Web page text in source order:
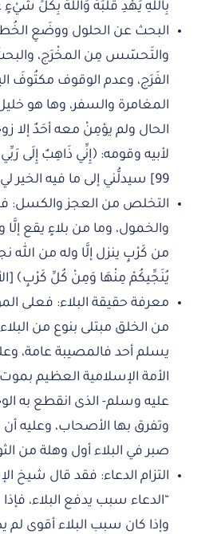
بِاللَّهِ يَهْدِ قَلْبَهُ وَاللَّهُ بِكُلِّ شَيْءٍ
البحث عن الحلول ووضَعِ
والتَحسّس مِن المخْرَج،
الفَرَج، وعدم الوقوف مكتُوفَ
المغامرة والسفر، وها هو
الحال ولم يؤمِنْ معه أحَدٌ إلا
لأبيه وقومه: ﴿إِنِّي ذَاهِبٌ إِلَى
99] سيدلُّني إلى ما فيه الخير لي، من أمر ديني ودُنْياي.
التخلص من العجز والكسل:
والخمول، وما من بلاءٍ يقع إلَّا
من كَرْبٍ ينزل إلَّا وله من الله
يُنَجِّيكُمْ مِنْهَا وَمِنْ كُلِّ كَرْبٍ﴾
معرفة حقيقة البلاء: فعلى
من الخلق مبتلى بنوع من
يسلم أحد فالمصيبة عامة،
الأمة الإسلامية العظيم
عليه وسلم- الذى انقطع به
وتفرق بها الأصحاب، وعليه أن
صبر في البلاء أول وهلة من
التزام الدعاء: فقد قال شيخ
“الدعاء سبب يدفع البلاء،
وإذا كان سبب البلاء أقوى لم